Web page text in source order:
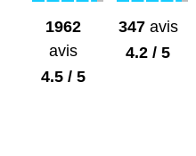
1962
avis
4.5 / 5
347avis
4.2 / 5